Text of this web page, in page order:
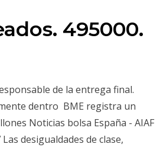
495000.
de la entrega final.
dentro BME registra un
Noticias bolsa España - AIAF
desigualdades de clase,